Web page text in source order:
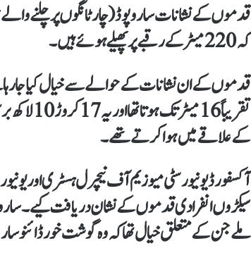
قدموں کے نشانات ساروپوڈ (چار ٹانگوں پر چلنے
کہ 220 میٹر کے رقبے پر پھیلے ہوئے ہیں۔
قدموں کے ان نشانات کے حوالے سے خیال کیا جا
کے علاقے میں ہوا کرتے تھے۔
آکسفورڈ یونیورسٹی میوزیم آف نیچرل ہسٹری اور
سیکڑوں انفرادی قدموں کے نشان دریافت کیے۔
ملے جن کے متعلق خیال تھا کہ وہ گوشت خور